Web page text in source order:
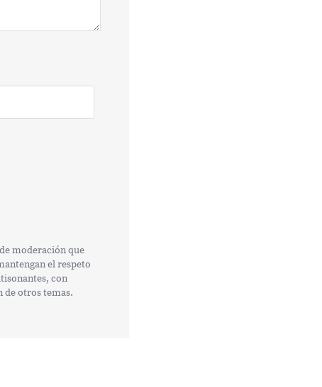
moderación que
el respeto
con
de otros temas.